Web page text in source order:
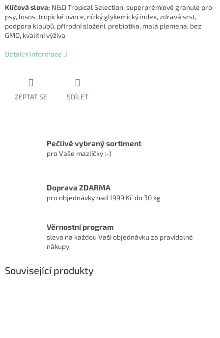
Klíčová slova: N&D Tropical Selection, superprémiové granule pro
psy, losos, tropické ovoce, nízký glykemický index, zdravá srst,
podpora kloubů, přírodní složení, prebiotika, malá plemena, bez
GMO, kvalitní výživa
Detailní informace
ZEPTAT SE SDÍLET
Pečlivě vybraný sortiment
pro Vaše mazlíčky :-)
Doprava ZDARMA
pro objednávky nad 1999 Kč do 30 kg
Věrnostní program
sleva na každou Vaši objednávku za pravidelné
nákupy.
Související produkty